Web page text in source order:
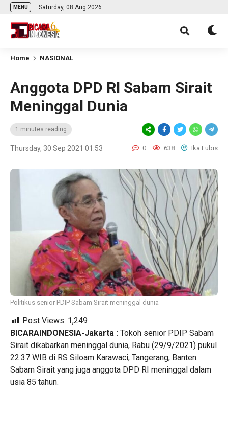
MENU Saturday, 08 Aug 2026
Home NASIONAL
Anggota DPD RI Sabam Sirait
Meninggal Dunia
1 minutes reading
Thursday, 30 Sep 2021 01:53 0 638 Ika Lubis
Politikus senior PDIP Sabam Sirait meninggal dunia
Post Views: 1,249
BICARAINDONESIA-Jakarta : Tokoh senior PDIP Sabam
Sirait dikabarkan meninggal dunia, Rabu (29/9/2021) pukul
22.37 WIB di RS Siloam Karawaci, Tangerang, Banten.
Sabam Sirait yang juga anggota DPD RI meninggal dalam
usia 85 tahun.